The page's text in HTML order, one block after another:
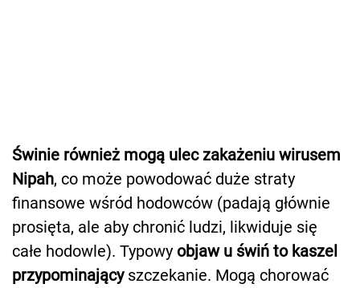
Świnie również mogą ulec zakażeniu wirusem
Nipah, co może powodować duże straty
finansowe wśród hodowców (padają głównie
prosięta, ale aby chronić ludzi, likwiduje się
całe hodowle). Typowy objaw u świń to kaszel
przypominającyszczekanie. Mogą chorować